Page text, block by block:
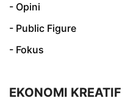
- Opini
- Public Figure
- Fokus
EKONOMI KREATIF